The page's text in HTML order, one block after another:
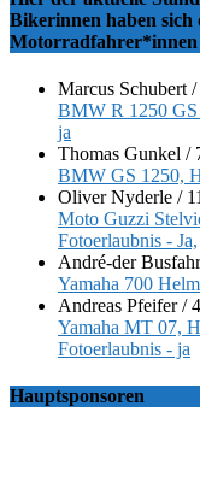
Bikerinnen haben sich
Motorradfahrer*innen
Marcus Schubert /
BMW R 1250 GS
ja
Thomas Gunkel /
BMW GS 1250,
Oliver Nyderle /
Moto Guzzi
Fotoerlaubnis - Ja,
André-der
Yamaha 700
Andreas Pfeifer/
Yamaha MT 07,
Fotoerlaubnis - ja
Hauptsponsoren